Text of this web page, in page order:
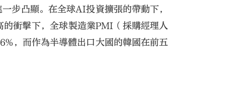
步凸顯。在全球AI投資擴張的帶動下，
衝擊下，全球製造業PMI（採購經理人
，而作為半導體出口大國的韓國在前五